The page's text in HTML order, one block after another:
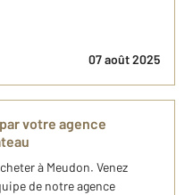
07 août 2025
votre agence
à Meudon. Venez
de notre agence